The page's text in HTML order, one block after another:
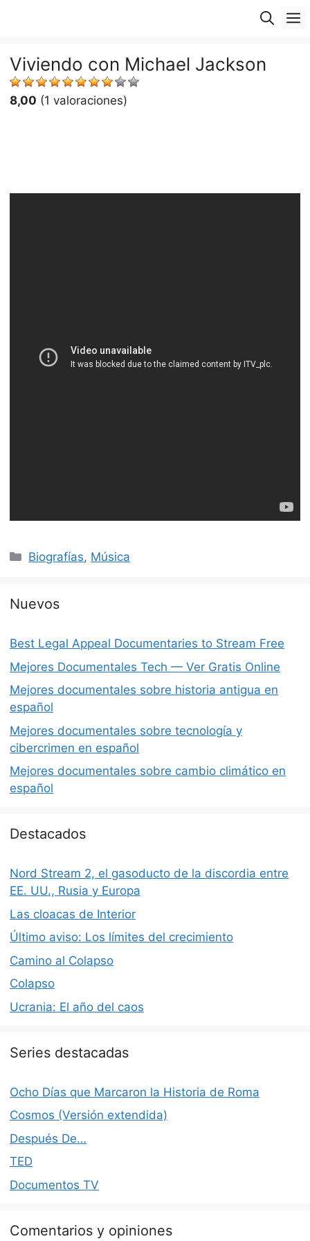
Viviendo con Michael Jackson
8,00 (1 valoraciones)
Categorías
Biografías, Música
Nuevos
Best Legal Appeal Documentaries to Stream Free
Mejores Documentales Tech — Ver Gratis Online
Mejores documentales sobre historia antigua en
español
Mejores documentales sobre tecnología y
cibercrimen en español
Mejores documentales sobre cambio climático en
español
Destacados
Nord Stream 2, el gasoducto de la discordia entre
EE. UU., Rusia y Europa
Las cloacas de Interior
Último aviso: Los límites del crecimiento
Camino al Colapso
Colapso
Ucrania: El año del caos
Series destacadas
Ocho Días que Marcaron la Historia de Roma
Cosmos (Versión extendida)
Después De…
TED
Documentos TV
Comentarios y opiniones